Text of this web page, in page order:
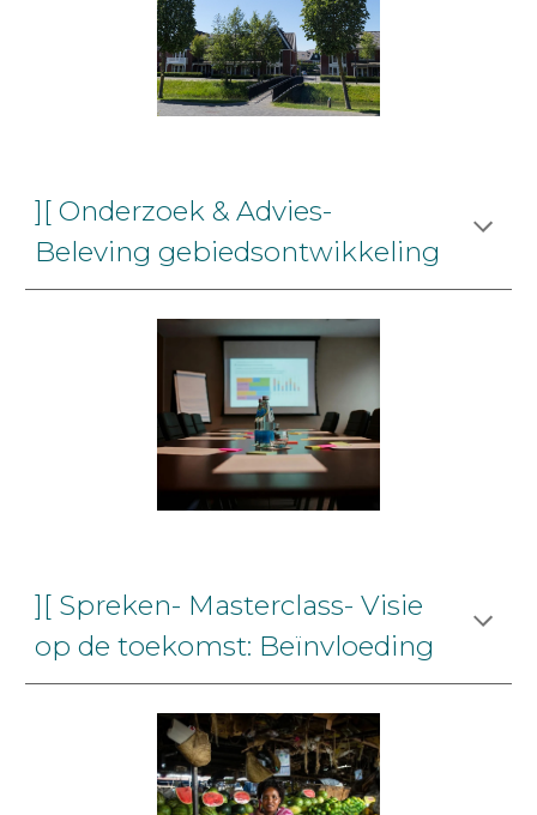
][ Onderzoek & Advies-
Beleving gebiedsontwikkeling
][ Spreken- Masterclass- Visie
op de toekomst: Beïnvloeding